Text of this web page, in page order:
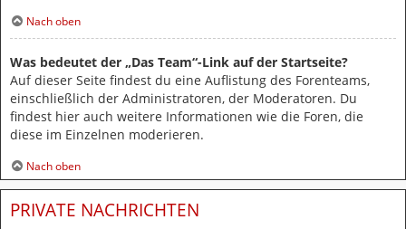
Nach oben
Was bedeutet der „Das Team“-Link auf der Startseite?
Auf dieser Seite findest du eine Auflistung des Forenteams,
einschließlich der Administratoren, der Moderatoren. Du
findest hier auch weitere Informationen wie die Foren, die
diese im Einzelnen moderieren.
Nach oben
PRIVATE NACHRICHTEN